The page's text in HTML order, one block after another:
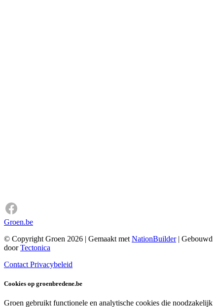
Groen.be
© Copyright Groen 2026 | Gemaakt met NationBuilder| Gebouwd
doorTectonica
Contact Privacybeleid
Cookies op groenbredene.be
Groen gebruikt functionele en analytische cookies die noodzakelijk